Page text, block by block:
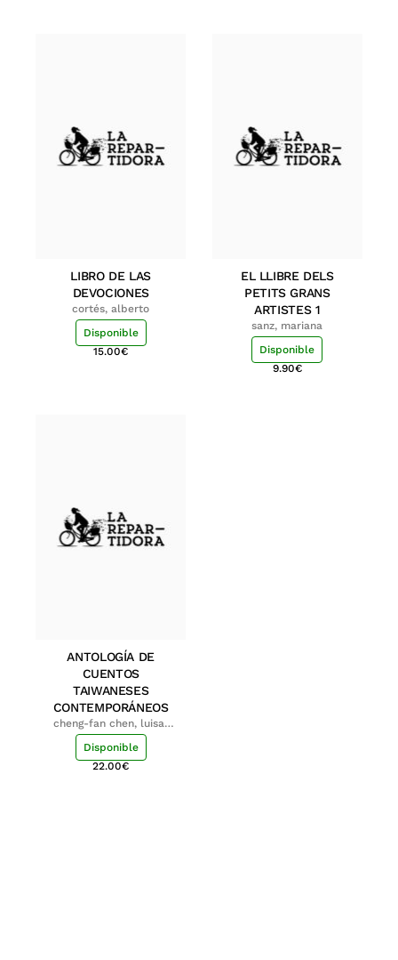
LIBRO DE LAS
DEVOCIONES
cortés, alberto
Disponible
15.00€
EL LLIBRE DELS
PETITS GRANS
ARTISTES 1
sanz, mariana
Disponible
9.90€
ANTOLOGÍA DE
CUENTOS
TAIWANESES
CONTEMPORÁNEOS
cheng-fan chen, luisa;
shu-ying chang, luisa
Disponible
22.00€